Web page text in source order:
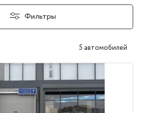
Фильтры
5 автомобилей